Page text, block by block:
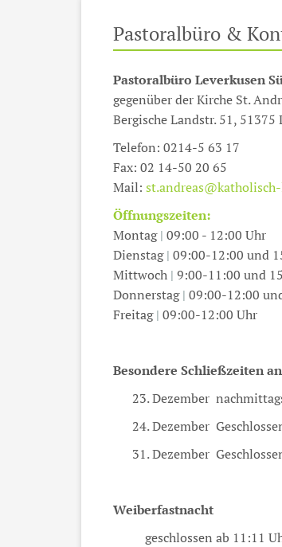
Pastoralbüro &
Pastoralbüro Leverkusen
gegenüber der Kirche St.
Bergische Landstr. 51, 51375
Telefon: 0214-5 63 17
Fax: 02 14-50 20 65
Mail:
Öffnungszeiten:
Montag| 09:00 - 12:00 Uhr
Dienstag| 09:00-12:00 und
Mittwoch | 9:00-11:00 und
Donnerstag| 09:00-12:00
Freitag| 09:00-12:00 Uhr
Besondere Schließzeiten
23. Dezember
24. Dezember
31. Dezember
Weiberfastnacht
geschlossen ab 11:11